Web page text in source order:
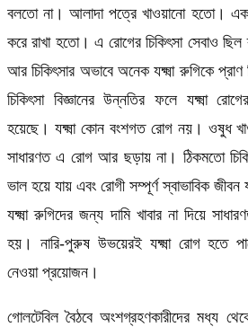
বলতো না। আলাদা পত্রে খাওয়ানো হতো। এক
করে রাখা হতো। এ রোগের চিকিৎসা সেবাও
আর চিকিৎসার অভাবে অনেক যক্ষ্মা রুগিকে
চিকিৎসা বিজ্ঞানের উন্নতির ফলে যক্ষ্মা
হয়েছে। যক্ষ্মা কোন বংশগত রোগ নয়। ওষুধ
সাধারণত এ রোগ আর ছড়ায় না। ঠিকমতো
ভাল হয়ে যায় এবং রোগী সম্পূর্ণ স্বাভাবিক
যক্ষ্মা রুগিদের জন্য দামি খাবার না দিয়ে
হয়। নারি-পুরুষ উভয়েরই যক্ষ্মা রোগ হতে
নেওয়া প্রয়োজন।
গোলটেবিল বৈঠবে অংশগ্রহণকারীদের মধ্য